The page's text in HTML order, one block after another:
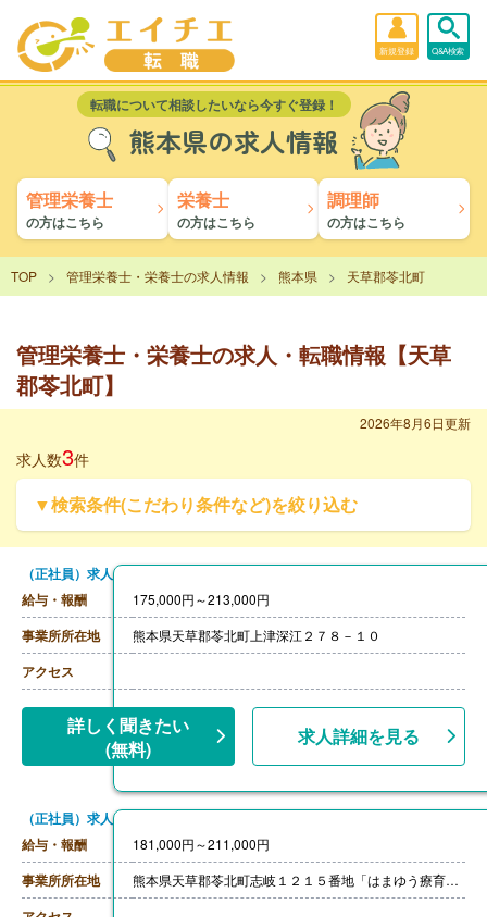
新規登録 Q&A検索
転職について相談したいなら今すぐ登録！
熊本県の求人情報
管理栄養士
の方はこちら
栄養士
の方はこちら
調理師
の方はこちら
TOP 管理栄養士・栄養士の求人情報 熊本県 天草郡苓北町
管理栄養士・栄養士の求人・転職情報【天草
郡苓北町】
2026年8月6日更新
求人数3件
▼検索条件(こだわり条件など)を絞り込む
（正社員）求人
給与・報酬
175,000円～213,000円
事業所所在地 熊本県天草郡苓北町上津深江２７８－１０
アクセス
詳しく聞きたい
(無料)
求人詳細を見る
（正社員）求人
給与・報酬
181,000円～211,000円
事業所所在地 熊本県天草郡苓北町志岐１２１５番地「はまゆう療育園」